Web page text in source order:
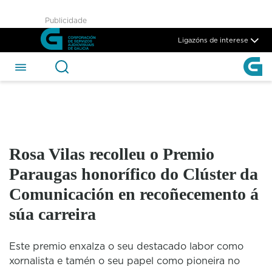
Skip to Main Content
Rosa Vilas recolleu o
Publicidade
Ligazóns de interese
Rosa Vilas recolleu o Premio
Paraugas honorífico do Clúster da
Comunicación en recoñecemento á
súa carreira
Este premio enxalza o seu destacado labor como
xornalista e tamén o seu papel como pioneira no